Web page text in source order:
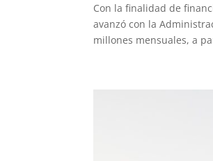
Con la finalidad de
avanzó con la
millones mensuales, a